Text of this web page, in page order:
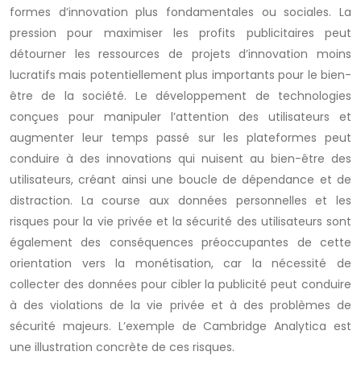
formes d’innovation plus fondamentales ou sociales. La
pression pour maximiser les profits publicitaires peut
détourner les ressources de projets d’innovation moins
lucratifs mais potentiellement plus importants pour le bien-
être de la société. Le développement de technologies
conçues pour manipuler l’attention des utilisateurs et
augmenter leur temps passé sur les plateformes peut
conduire à des innovations qui nuisent au bien-être des
utilisateurs, créant ainsi une boucle de dépendance et de
distraction. La course aux données personnelles et les
risques pour la vie privée et la sécurité des utilisateurs sont
également des conséquences préoccupantes de cette
orientation vers la monétisation, car la nécessité de
collecter des données pour cibler la publicité peut conduire
à des violations de la vie privée et à des problèmes de
sécurité majeurs. L’exemple de Cambridge Analytica est
une illustration concrète de ces risques.